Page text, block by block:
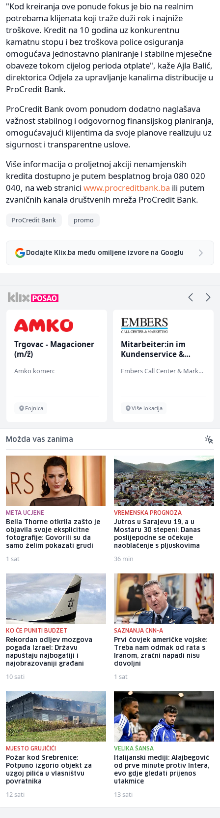
"Kod kreiranja ove ponude fokus je bio na realnim
potrebama klijenata koji traže duži rok i najniže
troškove. Kredit na 10 godina uz konkurentnu
kamatnu stopu i bez troškova police osiguranja
omogućava jednostavno planiranje i stabilne mjesečne
obaveze tokom cijelog perioda otplate", kaže Ajla Balić,
direktorica Odjela za upravljanje kanalima distribucije u
ProCredit Bank.
ProCredit Bank ovom ponudom dodatno naglašava
važnost stabilnog i odgovornog finansijskog planiranja,
omogućavajući klijentima da svoje planove realizuju uz
sigurnost i transparentne uslove.
Više informacija o proljetnoj akciji nenamjenskih
kredita dostupno je putem besplatnog broja 080 020
040, na web stranici www.procreditbank.ba ili putem
zvaničnih kanala društvenih mreža ProCredit Bank.
ProCredit Bank promo
Dodajte Klix.ba među omiljene izvore na Googlu
Trgovac - Magacioner
(m/ž)
Amko komerc
Fojnica
Mitarbeiter:in im
Kundenservice &
Embers Call Center & Marketing
Više lokacija
Možda vas zanima
META UCJENE
Bella Thorne otkrila zašto je
objavila svoje eksplicitne
fotografije: Govorili su da
samo želim pokazati grudi
1 sat
VREMENSKA PROGNOZA
Jutros u Sarajevu 19, a u
Mostaru 30 stepeni: Danas
poslijepodne se očekuje
naoblačenje s pljuskovima
36 min
KO ĆE PUNITI BUDŽET
Rekordan odljev mozgova
pogađa Izrael: Državu
napuštaju najbogatiji i
najobrazovaniji građani
10 sati
SAZNANJA CNN-A
Prvi čovjek američke vojske:
Treba nam odmak od rata s
Iranom, zračni napadi nisu
dovoljni
1 sat
MJESTO GRUJIČIĆI
Požar kod Srebrenice:
Potpuno izgorio objekt za
uzgoj pilića u vlasništvu
povratnika
12 sati
VELIKA ŠANSA
Italijanski mediji: Alajbegović
od prve minute protiv Intera,
evo gdje gledati prijenos
utakmice
13 sati